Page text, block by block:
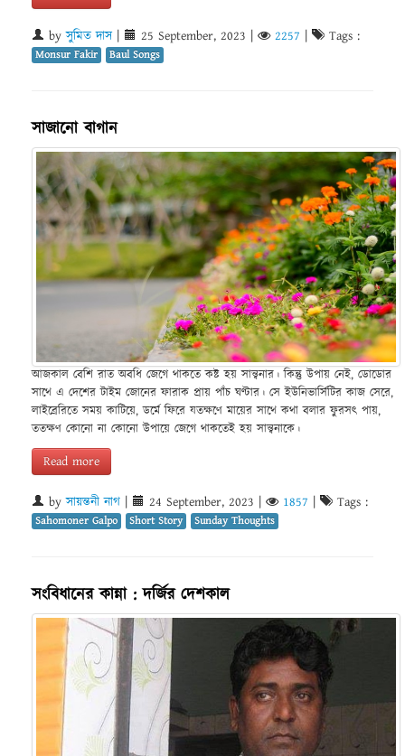
byসুমিত দাস| 25 September, 2023 2257 Tags :
Monsur Fakir Baul Songs
সাজানো বাগান
আজকাল বেশি রাত অবধি জেগে থাকতে কষ্ট হয় সান্ত্বনার। কিন্তু উপায় নেই, ডোডোর
সাথে এ দেশের টাইম জোনের ফারাক প্রায় পাঁচ ঘণ্টার। সে ইউনিভার্সিটির কাজ সেরে,
লাইব্রেরিতে সময় কাটিয়ে, ডর্মে ফিরে যতক্ষণে মায়ের সাথে কথা বলার ফুরসৎ পায়,
ততক্ষণ কোনো না কোনো উপায়ে জেগে থাকতেই হয় সান্ত্বনাকে।
Read more
byসায়ন্তনী নাগ 24 September, 2023 1857 Tags :
Sahomoner Galpo Short Story Sunday Thoughts
সংবিধানের কান্না : দর্জির দেশকাল